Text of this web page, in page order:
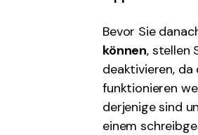
Bevor Sie
können, stellen
deaktivieren,
funktionieren
derjenige sind
einem